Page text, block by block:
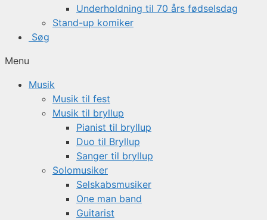
Underholdning til 70 års fødselsdag
Stand-up komiker
Søg
Menu
Musik
Musik til fest
Musik til bryllup
Pianist til bryllup
Duo til Bryllup
Sanger til bryllup
Solomusiker
Selskabsmusiker
One man band
Guitarist